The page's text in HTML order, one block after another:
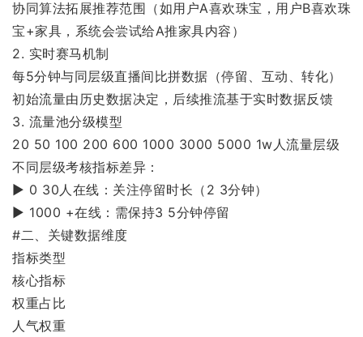
协同算法拓展推荐范围（如用户A喜欢珠宝，用户B喜欢珠
宝+家具，系统会尝试给A推家具内容）
2. 实时赛马机制
每5分钟与同层级直播间比拼数据（停留、互动、转化）
初始流量由历史数据决定，后续推流基于实时数据反馈
3. 流量池分级模型
20 50 100 200 600 1000 3000 5000 1w人流量层级
不同层级考核指标差异：
▶ 0 30人在线：关注停留时长（2 3分钟）
▶ 1000 +在线：需保持3 5分钟停留
#二、关键数据维度
指标类型
核心指标
权重占比
人气权重